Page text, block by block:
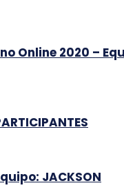
Online 2020 –
JACKSON